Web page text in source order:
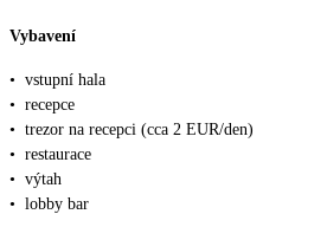
Vybavení
• vstupní hala
• recepce
• trezor na recepci (cca 2 EUR/den)
• restaurace
• výtah
• lobby bar